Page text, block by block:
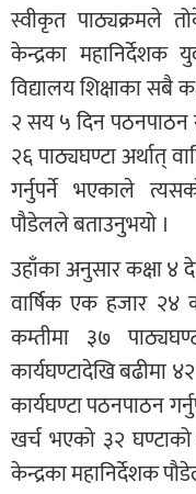
स्वीकृत पाठ्यक्रमले
केन्द्रका महानिर्देशक
विद्यालय शिक्षाका सबै
२ सय ५ दिन पठनपाठन
२६ पाठ्यघण्टा अर्थात्
गर्नुपर्ने भएकाले
पौडेलले बताउनुभयो ।
उहाँका अनुसार कक्षा ४
वार्षिक एक हजार २४
कम्तीमा ३७
कार्यघण्टादेखि बढीमा
कार्यघण्टा पठनपाठन
खर्च भएको ३२
केन्द्रका महानिर्देशक